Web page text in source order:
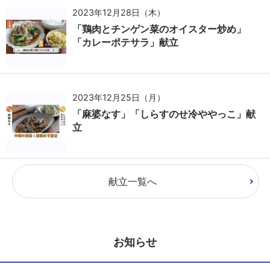
2023年12月28日（木）
「鶏肉とチンゲン菜のオイスター炒め」
「カレーポテサラ」献立
2023年12月25日（月）
「麻婆なす」「しらすのせ冷ややっこ」献
立
献立一覧へ
お知らせ